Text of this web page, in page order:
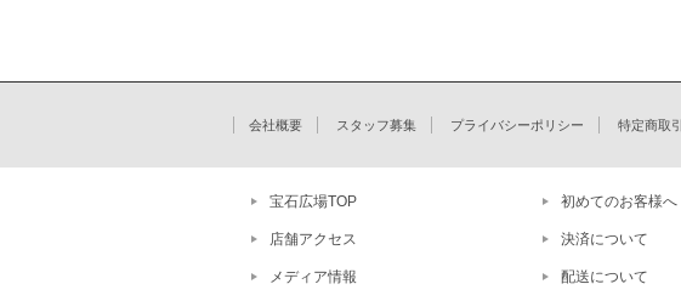
会社概要 スタッフ募集 プライバシーポリシー 特定商取
宝石広場TOP
店舗アクセス
メディア情報
初めてのお客様へ
決済について
配送について